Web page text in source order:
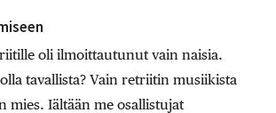
oli ilmoittautunut vain naisia.
tavallista? Vain retriitin musiikista
mies. Iältään me osallistujat